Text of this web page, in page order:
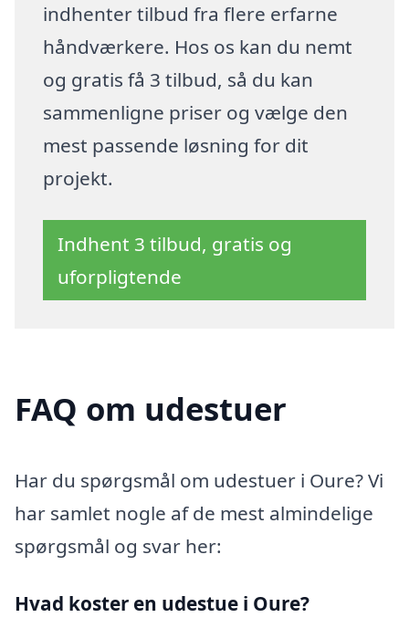
indhenter tilbud fra flere erfarne
håndværkere. Hos os kan du nemt
og gratis få 3 tilbud, så du kan
sammenligne priser og vælge den
mest passende løsning for dit
projekt.
Indhent 3 tilbud, gratis og
uforpligtende
FAQ om udestuer
Har du spørgsmål om udestuer i Oure? Vi
har samlet nogle af de mest almindelige
spørgsmål og svar her:
Hvad koster en udestue i Oure?